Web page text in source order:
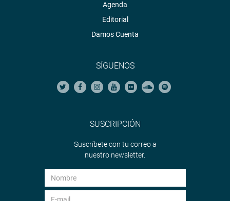
Agenda
Editorial
Damos Cuenta
SÍGUENOS
SUSCRIPCIÓN
Suscríbete con tu correo a
nuestro newsletter.